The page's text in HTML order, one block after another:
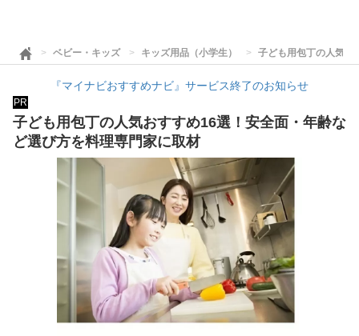
ベビー・キッズ キッズ用品（小学生） 子ども用包丁の人気お
『マイナビおすすめナビ』サービス終了のお知らせ
PR
子ども用包丁の人気おすすめ16選！安全面・年齢な
ど選び方を料理専門家に取材